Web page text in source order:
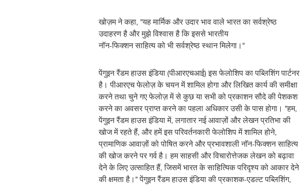
खोज़म ने कहा, "यह मार्मिक और उदार भाव वाले भारत का सर्वश्रेष्ठ
उदाहरण है और मुझे विश्वास है कि इससे भारतीय
नॉन-फिक्शन साहित्य को भी सर्वश्रेष्ठ स्थान मिलेगा।"
पेंगुइन रैंडम हाउस इंडिया (पीआरएचआई) इस फेलोशिप का पब्लिशिंग पार्टनर
है। पीआरएच फेलोज़ के चयन में शामिल होगा और लिखित कार्य की समीक्षा
करने तथा चुने गए फेलोज़ में से कुछ या सभी को प्रकाशन सौदे की पेशकश
करने का अवसर प्राप्त करने का पहला अधिकार उसी के पास होगा। "हम,
पेंगुइन रैंडम हाउस इंडिया में, लगातार नई आवाज़ों और लेखन प्रतिभा की
खोज में रहते हैं, और हमें इस परिवर्तनकारी फेलोशिप में शामिल होने,
प्रामाणिक आवाज़ों को पोषित करने और प्रभावशाली नॉन-फिक्शन साहित्य
की खोज करने पर गर्व है। हम साहसी और विचारोत्तेजक लेखन को बढ़ावा
देने के लिए उत्साहित हैं, जिसमें भारत के साहित्यिक परिदृश्य को आकार देने
की क्षमता है।" पेंगुइन रैंडम हाउस इंडिया की प्रकाशक-एडल्ट पब्लिशिंग,